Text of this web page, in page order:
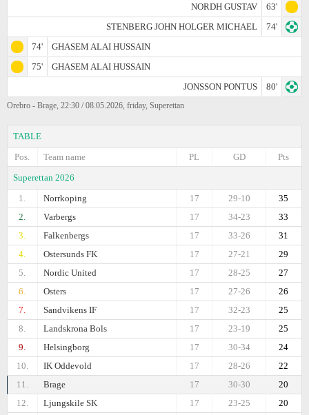
NORDH GUSTAV
63'
STENBERG JOHN HOLGER MICHAEL
74'
74'
GHASEM ALAI HUSSAIN
75'
GHASEM ALAI HUSSAIN
JONSSON PONTUS
80'
Orebro - Brage, 22:30 / 08.05.2026, friday, Superettan
TABLE
Pos.
Team name Pts
GD
PL
Superettan 2026
1.
Norrkoping 35
29-10
17
2.
Varbergs 33
34-23
17
3.
Falkenbergs 31
33-26
17
4.
Ostersunds FK 29
27-21
17
5.
Nordic United 27
28-25
17
6.
Osters 26
27-26
17
7.
Sandvikens IF 25
32-23
17
8.
Landskrona Bols 25
23-19
17
9.
Helsingborg 24
30-34
17
10.
IK Oddevold 22
28-26
17
11.
Brage 20
30-30
17
12.
Ljungskile SK 20
23-25
17